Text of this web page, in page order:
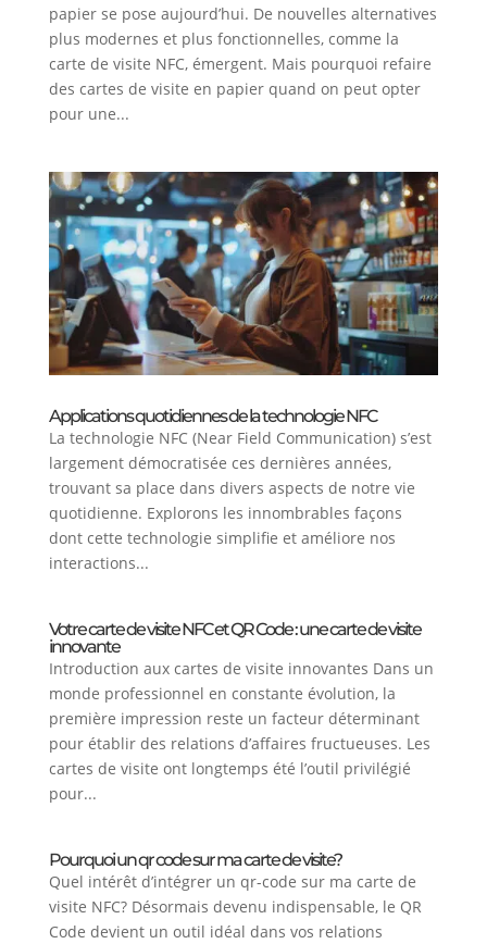
papier se pose aujourd’hui. De nouvelles alternatives
plus modernes et plus fonctionnelles, comme la
carte de visite NFC, émergent. Mais pourquoi refaire
des cartes de visite en papier quand on peut opter
pour une...
Applications quotidiennes de la technologie NFC
La technologie NFC (Near Field Communication) s’est
largement démocratisée ces dernières années,
trouvant sa place dans divers aspects de notre vie
quotidienne. Explorons les innombrables façons
dont cette technologie simplifie et améliore nos
interactions...
Votre carte de visite NFC et QR Code : une carte de visite
innovante
Introduction aux cartes de visite innovantes Dans un
monde professionnel en constante évolution, la
première impression reste un facteur déterminant
pour établir des relations d’affaires fructueuses. Les
cartes de visite ont longtemps été l’outil privilégié
pour...
Pourquoi un qr code sur ma carte de visite?
Quel intérêt d’intégrer un qr-code sur ma carte de
visite NFC? Désormais devenu indispensable, le QR
Code devient un outil idéal dans vos relations